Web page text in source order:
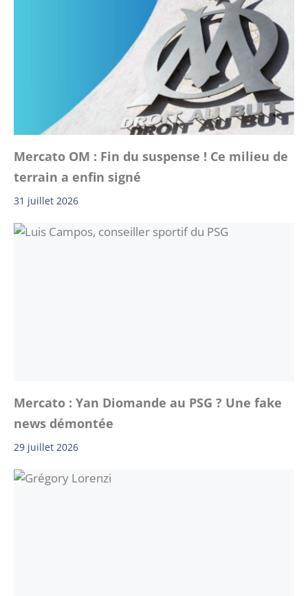
Mercato OM : Fin du suspense ! Ce milieu de
terrain a enfin signé
31 juillet 2026
Mercato : Yan Diomande au PSG ? Une fake
news démontée
29 juillet 2026